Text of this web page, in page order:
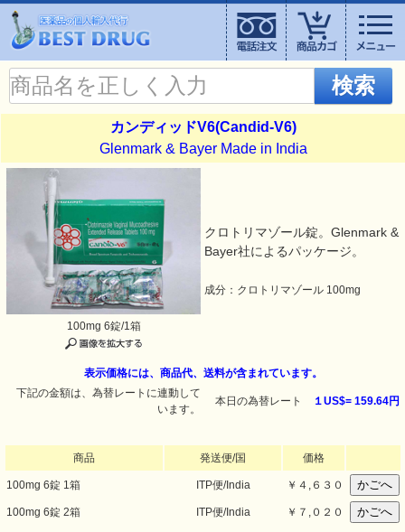
検索
カンディッドV6(Candid-V6)
Glenmark & Bayer Made in India
クロトリマゾール錠。Glenmark &
Bayer社によるパッケージ。
成分：クロトリマゾール 100mg
100mg 6錠/1箱
表示価格には、商品代、送料が含まれています。
下記の金額は、為替レートに連動して
います。
本日の為替レート １US$= 159.64円
商品 発送便/国 価格
100mg 6錠 1箱 ITP便/India ￥ ４,６３０
100mg 6錠 2箱 ITP便/India ￥ ７,０２０